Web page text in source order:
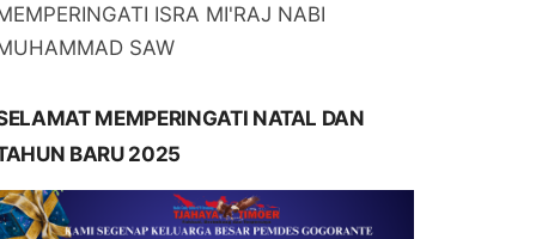
ISRA MI'RAJ NABI
SAW
MEMPERINGATI NATAL DAN
BARU 2025